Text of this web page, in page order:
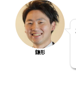
鎌形